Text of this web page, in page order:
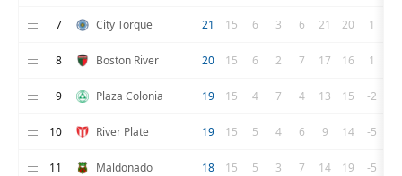
7 City Torque 21 15 6 3 6 21 20 1
8 Boston River 20 15 6 2 7 17 16 1
9 Plaza Colonia 19 15 4 7 4 13 15 -2
10 River Plate 19 15 5 4 6 9 14 -5
11 Maldonado 18 15 5 3 7 14 19 -5